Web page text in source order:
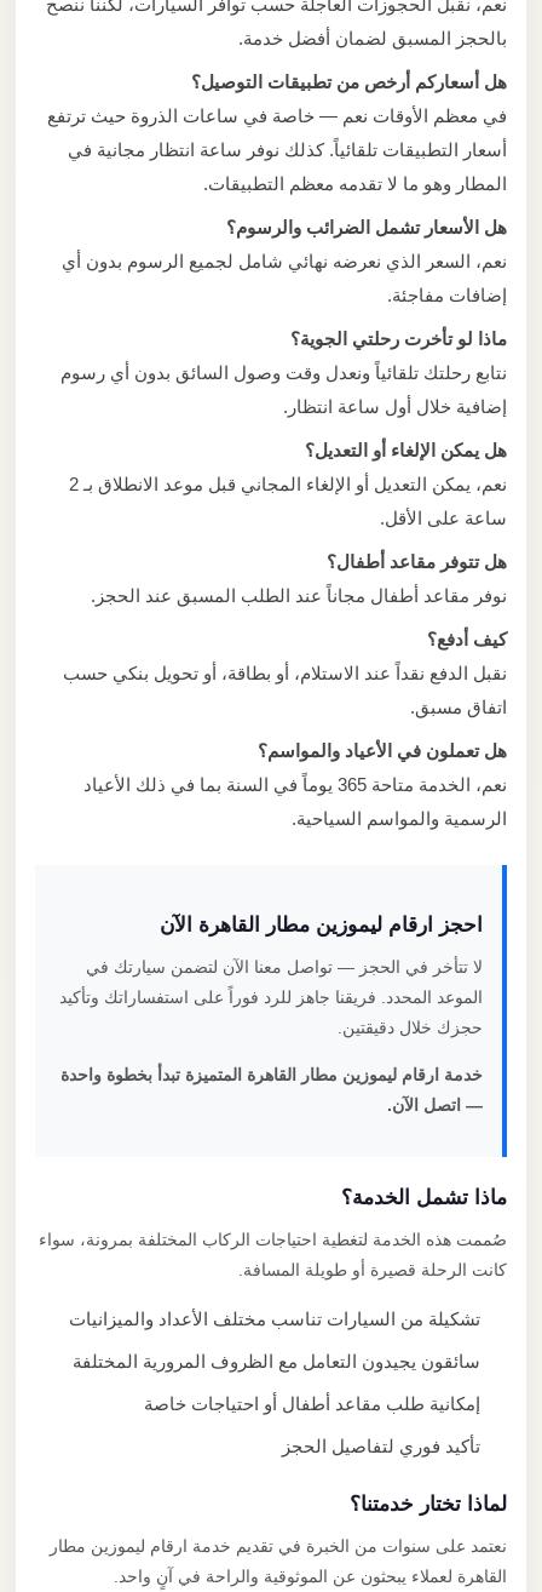
نعم، نقبل الحجوزات العاجلة حسب توافر السيارات، لكننا ننصح
بالحجز المسبق لضمان أفضل خدمة.
هل أسعاركم أرخص من تطبيقات التوصيل؟
في معظم الأوقات نعم — خاصة في ساعات الذروة حيث ترتفع
أسعار التطبيقات تلقائياً. كذلك نوفر ساعة انتظار مجانية في
المطار وهو ما لا تقدمه معظم التطبيقات.
هل الأسعار تشمل الضرائب والرسوم؟
نعم، السعر الذي نعرضه نهائي شامل لجميع الرسوم بدون أي
إضافات مفاجئة.
ماذا لو تأخرت رحلتي الجوية؟
نتابع رحلتك تلقائياً ونعدل وقت وصول السائق بدون أي رسوم
إضافية خلال أول ساعة انتظار.
هل يمكن الإلغاء أو التعديل؟
نعم، يمكن التعديل أو الإلغاء المجاني قبل موعد الانطلاق بـ 2
ساعة على الأقل.
هل تتوفر مقاعد أطفال؟
نوفر مقاعد أطفال مجاناً عند الطلب المسبق عند الحجز.
كيف أدفع؟
نقبل الدفع نقداً عند الاستلام، أو بطاقة، أو تحويل بنكي حسب
اتفاق مسبق.
هل تعملون في الأعياد والمواسم؟
نعم، الخدمة متاحة 365 يوماً في السنة بما في ذلك الأعياد
الرسمية والمواسم السياحية.
احجز ارقام ليموزين مطار القاهرة الآن
لا تتأخر في الحجز — تواصل معنا الآن لتضمن سيارتك في
الموعد المحدد. فريقنا جاهز للرد فوراً على استفساراتك وتأكيد
حجزك خلال دقيقتين.
خدمة ارقام ليموزين مطار القاهرة المتميزة تبدأ بخطوة واحدة
— اتصل الآن.
ماذا تشمل الخدمة؟
صُممت هذه الخدمة لتغطية احتياجات الركاب المختلفة بمرونة، سواء
كانت الرحلة قصيرة أو طويلة المسافة.
تشكيلة من السيارات تناسب مختلف الأعداد والميزانيات
سائقون يجيدون التعامل مع الظروف المرورية المختلفة
إمكانية طلب مقاعد أطفال أو احتياجات خاصة
تأكيد فوري لتفاصيل الحجز
لماذا تختار خدمتنا؟
نعتمد على سنوات من الخبرة في تقديم خدمة ارقام ليموزين مطار
القاهرة لعملاء يبحثون عن الموثوقية والراحة في آنٍ واحد.